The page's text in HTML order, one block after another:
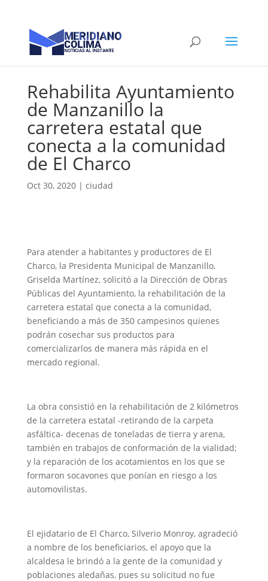
Rehabilita Ayuntamiento
de Manzanillo la
carretera estatal que
conecta a la comunidad
de El Charco
Oct 30, 2020| ciudad
Para atender a habitantes y productores de El
Charco, la Presidenta Municipal de Manzanillo,
Griselda Martínez, solicitó a la Dirección de Obras
Públicas del Ayuntamiento, la rehabilitación de la
carretera estatal que conecta a la comunidad,
beneficiando a más de 350 campesinos quienes
podrán cosechar sus productos para
comercializarlos de manera más rápida en el
mercado regional.
La obra consistió en la rehabilitación de 2 kilómetros
de la carretera estatal -retirando de la carpeta
asfáltica- decenas de toneladas de tierra y arena,
también en trabajos de conformación de la vialidad;
y la reparación de los acotamientos en los que se
formaron socavones que ponían en riesgo a los
automovilistas.
El ejidatario de El Charco, Silverio Monroy, agradeció
a nombre de los beneficiarios, el apoyo que la
alcaldesa le brindó a la gente de la comunidad y
poblaciones aledañas, pues su solicitud no fue